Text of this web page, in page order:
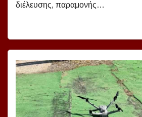
διέλευσης, παραμονής…